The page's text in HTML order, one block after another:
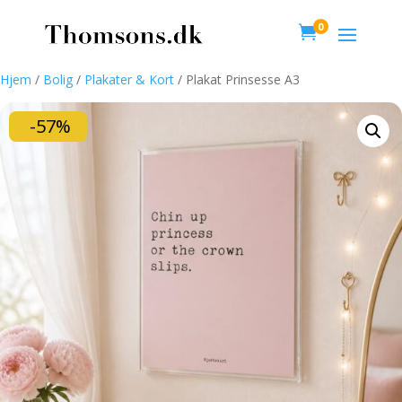
0
Hjem / Bolig / Plakater & Kort / Plakat Prinsesse A3
-57%